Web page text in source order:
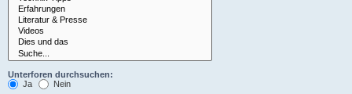
Unterforen durchsuchen:
Ja
Nein